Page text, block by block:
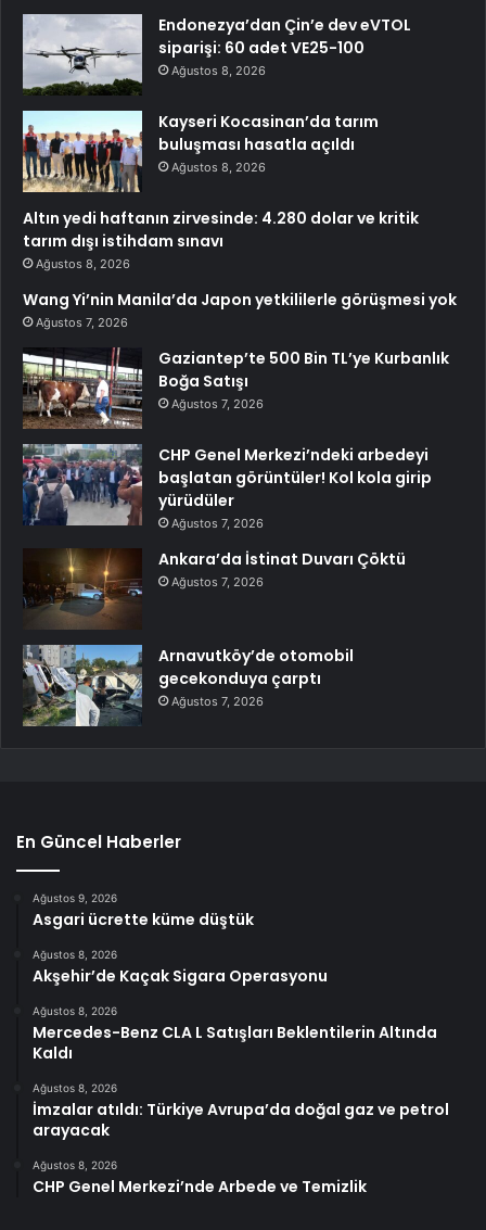
Endonezya’dan Çin’e dev eVTOL
siparişi: 60 adet VE25-100
Ağustos 8, 2026
Kayseri Kocasinan’da tarım
buluşması hasatla açıldı
Ağustos 8, 2026
Altın yedi haftanın zirvesinde: 4.280 dolar ve kritik
tarım dışı istihdam sınavı
Ağustos 8, 2026
Wang Yi’nin Manila’da Japon yetkililerle görüşmesi yok
Ağustos 7, 2026
Gaziantep’te 500 Bin TL’ye Kurbanlık
Boğa Satışı
Ağustos 7, 2026
CHP Genel Merkezi’ndeki arbedeyi
başlatan görüntüler! Kol kola girip
yürüdüler
Ağustos 7, 2026
Ankara’da İstinat Duvarı Çöktü
Ağustos 7, 2026
Arnavutköy’de otomobil
gecekonduya çarptı
Ağustos 7, 2026
En Güncel Haberler
Ağustos 9, 2026
Asgari ücrette küme düştük
Ağustos 8, 2026
Akşehir’de Kaçak Sigara Operasyonu
Ağustos 8, 2026
Mercedes-Benz CLA L Satışları Beklentilerin Altında
Kaldı
Ağustos 8, 2026
İmzalar atıldı: Türkiye Avrupa’da doğal gaz ve petrol
arayacak
Ağustos 8, 2026
CHP Genel Merkezi’nde Arbede ve Temizlik